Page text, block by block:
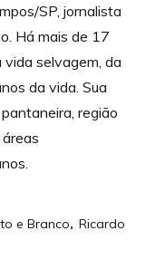
SP, jornalista
Há mais de 17
selvagem, da
da vida. Sua
região
e Branco, Ricardo